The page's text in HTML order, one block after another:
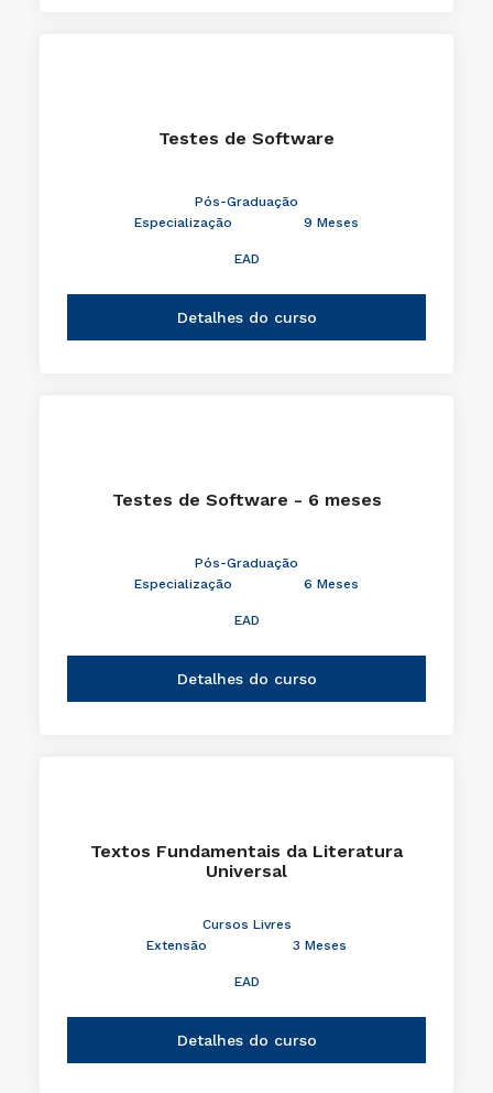
Testes de Software
Pós-Graduação
Especialização
9 Meses
EAD
Detalhes do curso
Testes de Software - 6 meses
Pós-Graduação
Especialização
6 Meses
EAD
Detalhes do curso
Textos Fundamentais da Literatura
Universal
Cursos Livres
Extensão
3 Meses
EAD
Detalhes do curso